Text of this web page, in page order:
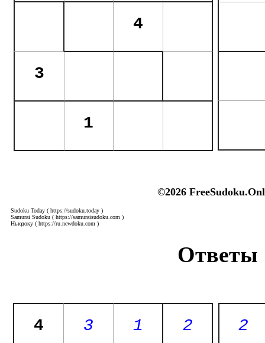
©2026
Sudoku Today ( https://sudoku.today )
Samurai Sudoku ( https://samuraisudoku.com )
Ньюдоку ( https://ru.newdoku.com )
Ответы